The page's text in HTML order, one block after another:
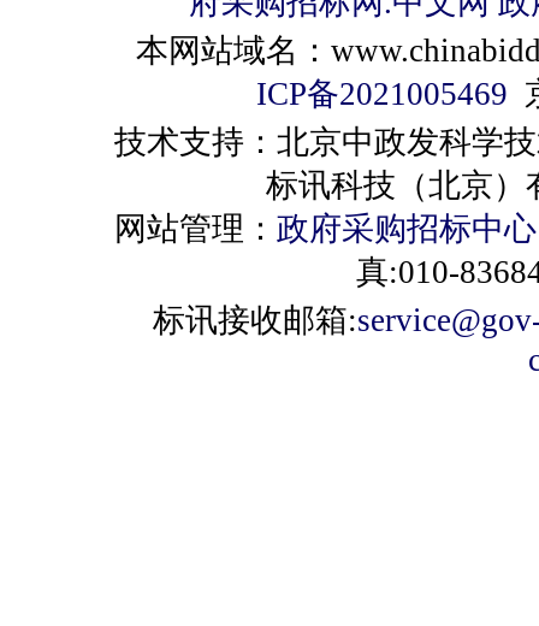
本网站域名：
ICP备2021005469
技术支持：北京中政发科学
标讯科技（北京）
网站管理： 政府采购招标中心
真:010-
标讯接收邮箱: